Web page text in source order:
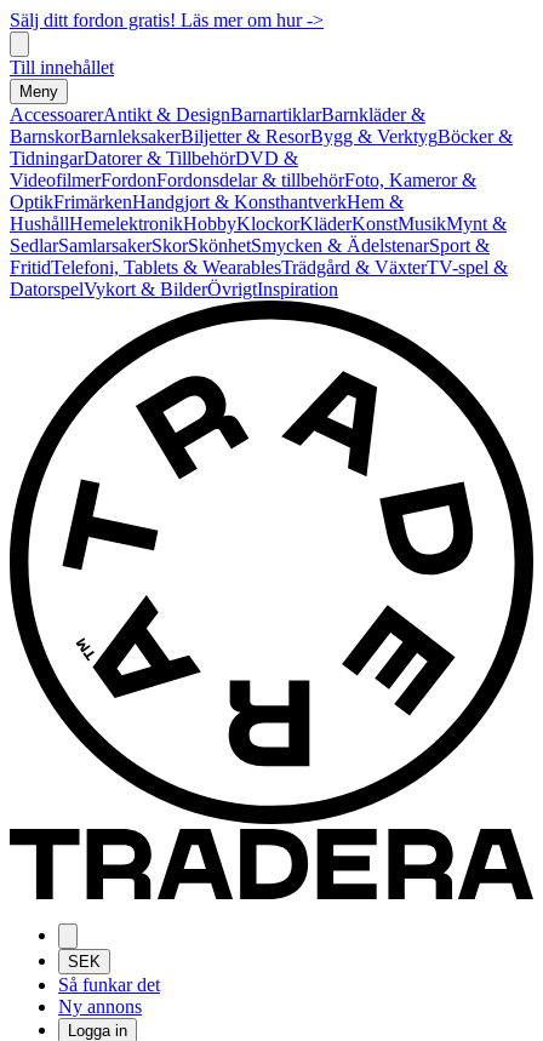
Sälj ditt fordon gratis! Läs mer om hur ->
Till innehållet
Meny
AccessoarerAntikt & DesignBarnartiklarBarnkläder &
BarnskorBarnleksakerBiljetter & ResorBygg & VerktygBöcker &
TidningarDatorer & TillbehörDVD &
VideofilmerFordonFordonsdelar & tillbehörFoto, Kameror &
OptikFrimärkenHandgjort & KonsthantverkHem &
HushållHemelektronikHobbyKlockorKläderKonstMusikMynt &
SedlarSamlarsakerSkorSkönhetSmycken & ÄdelstenarSport &
FritidTelefoni, Tablets & WearablesTrädgård & VäxterTV-spel &
DatorspelVykort & BilderÖvrigtInspiration
SEK
Så funkar det
Ny annons
Logga in